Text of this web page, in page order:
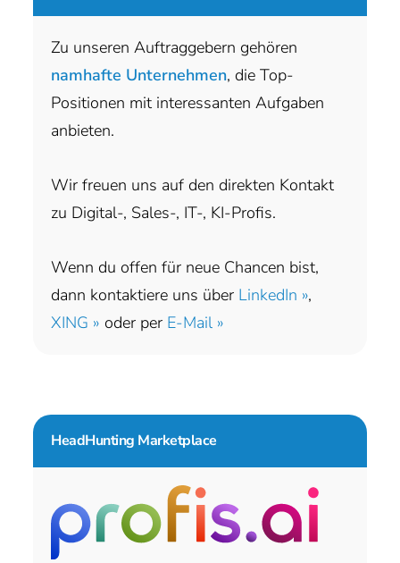
Zu unseren Auftraggebern gehören
namhafte Unternehmen, die Top-
Positionen mit interessanten Aufgaben
anbieten.
Wir freuen uns auf den direkten Kontakt
zu Digital-, Sales-, IT-, KI-Profis.
Wenn du offen für neue Chancen bist,
dann kontaktiere uns über LinkedIn »,
XING » oder per E-Mail »
HeadHunting Marketplace